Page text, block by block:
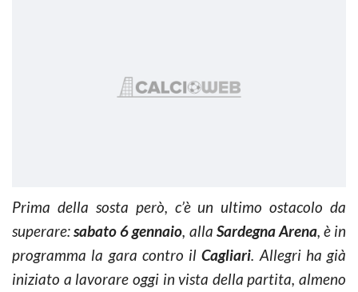
Prima della sosta però, c’è un ultimo ostacolo da
superare:sabato 6 gennaio, alla Sardegna Arena, è in
programma la gara contro ilCagliari. Allegri ha già
iniziato a lavorare oggi in vista della partita, almeno